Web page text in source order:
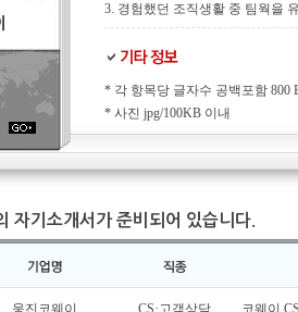
3. 경험했던 조직생활 중 팀웍을
* 각 항목당 글자수 공백포함 800
* 사진 jpg/100KB 이내
자기소개서가 준비되어 있습니다.
웅진코웨이 CS·고객상담 코웨이